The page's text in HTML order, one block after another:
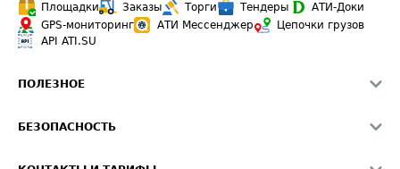
Площадки
Заказы Торги Тендеры
АТИ-Доки
GPS-мониторинг
АТИ Мессенджер
Цепочки грузов
API ATI.SU
ПОЛЕЗНОЕ
Звезды ATI.SU на вашем сайте
БЕЗОПАСНОСТЬ